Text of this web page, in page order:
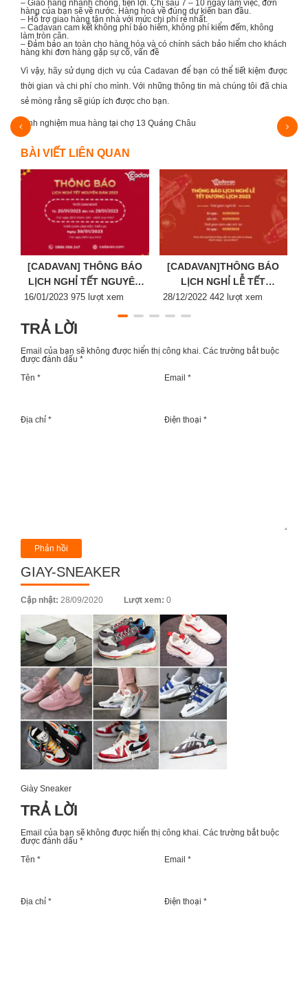
– Giao hàng nhanh chóng, tiện lợi. Chỉ sau 7 – 10 ngày làm việc, đơn
hàng của bạn sẽ về nước. Hàng hoá về đúng dự kiến ban đầu.
– Hỗ trợ giao hàng tận nhà với mức chi phí rẻ nhất.
– Cadavan cam kết không phí bảo hiểm, không phí kiểm đếm, không
làm tròn cân.
– Đảm bảo an toàn cho hàng hóa và có chính sách bảo hiểm cho khách
hàng khi đơn hàng gặp sự cố, vấn đề
Vì vậy, hãy sử dụng dịch vụ của Cadavan để bạn có thể tiết kiệm được
thời gian và chi phí cho mình. Với những thông tin mà chúng tôi đã chia
sẻ mòng rằng sẽ giúp ích được cho bạn.
3 cách mua giày boot nữ Quảng Châu giá rẻ
BÀI VIẾT LIÊN QUAN
[CADAVAN] THÔNG BÁO
LỊCH NGHỈ TẾT NGUYÊN
ĐÁN 2023
Posted
16/01/2023 975 lượt xem
[CADAVAN]THÔNG BÁO
LỊCH NGHỈ LỄ TẾT
DƯƠNG LỊCH 2023
Posted
28/12/2022 442 lượt xem
TRẢ LỜI
Email của bạn sẽ không được hiển thị công khai. Các trường bắt buộc
được đánh dấu *
Tên *
Email *
Địa chỉ * Điện thoại *
GIAY-SNEAKER
Cập nhật: Posted
28/09/2020 Lượt xem: 0
Giày Sneaker
TRẢ LỜI
Email của bạn sẽ không được hiển thị công khai. Các trường bắt buộc
được đánh dấu *
Tên *
Email *
Địa chỉ * Điện thoại *